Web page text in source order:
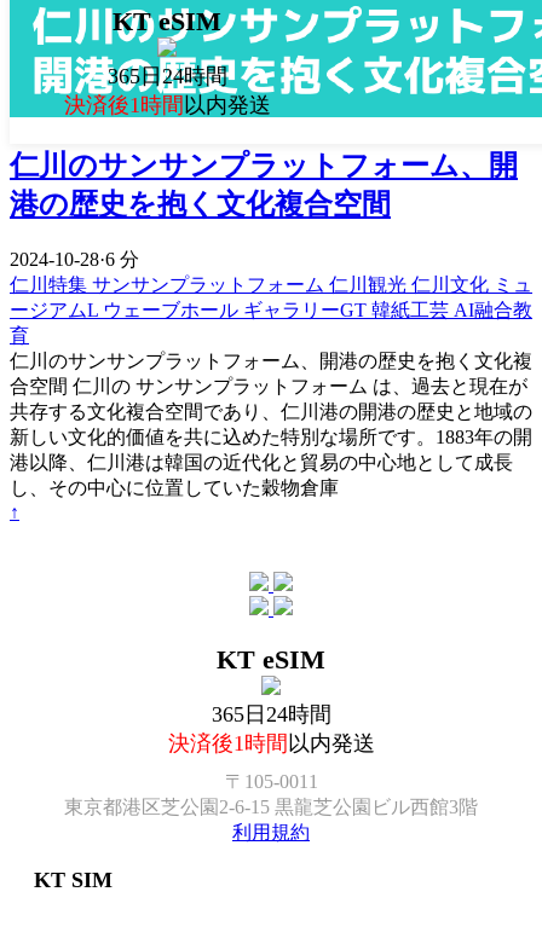
KT eSIM
365日24時間
決済後1時間 以内発送
仁川のサンサンプラットフォーム、開
港の歴史を抱く文化複合空間
2024-10-28·6 分
仁川特集 サンサンプラットフォーム 仁川観光 仁川文化 ミュ
ージアムL ウェーブホール ギャラリーGT 韓紙工芸 AI融合教
育
仁川のサンサンプラットフォーム、開港の歴史を抱く文化複
合空間 仁川の サンサンプラットフォーム は、過去と現在が
共存する文化複合空間であり、仁川港の開港の歴史と地域の
新しい文化的価値を共に込めた特別な場所です。1883年の開
港以降、仁川港は韓国の近代化と貿易の中心地として成長
し、その中心に位置していた穀物倉庫
↑
KT eSIM
365日24時間
決済後1時間以内発送
〒105-0011
東京都港区芝公園2-6-15 黒龍芝公園ビル西館3階
利用規約
KT SIM